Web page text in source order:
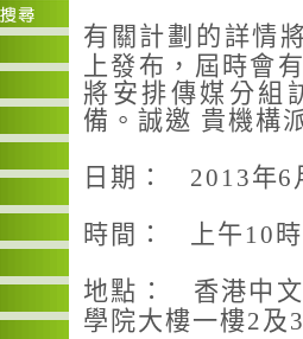
有關計劃的詳情
上發布，屆時會
將安排傳媒分組
備。誠邀 貴機構
日期：
2013年6
時間：
上午 10時
地點：
香港中
學院大樓一樓2及